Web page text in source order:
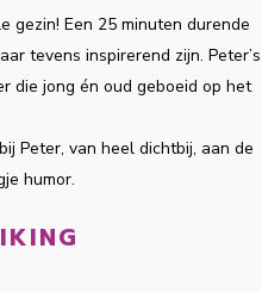
gezin! Een 25 minuten durende
tevens inspirerend zijn. Peter’s
die jong én oud geboeid op het
Peter, van heel dichtbij, aan de
humor.